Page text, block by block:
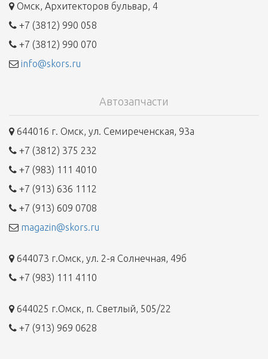
Омск, Архитекторов бульвар, 4
+7 (3812) 990 058
+7 (3812) 990 070
info@skors.ru
Автозапчасти
644016 г. Омск, ул. Семиреченская, 93а
+7 (3812) 375 232
+7 (983) 111 4010
+7 (913) 636 1112
+7 (913) 609 0708
magazin@skors.ru
644073 г.Омск, ул. 2-я Солнечная, 49б
+7 (983) 111 4110
644025 г.Омск, п. Светлый, 505/22
+7 (913) 969 0628